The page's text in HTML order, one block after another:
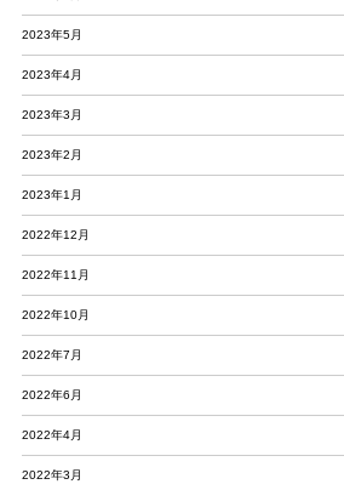
2023年5月
2023年4月
2023年3月
2023年2月
2023年1月
2022年12月
2022年11月
2022年10月
2022年7月
2022年6月
2022年4月
2022年3月